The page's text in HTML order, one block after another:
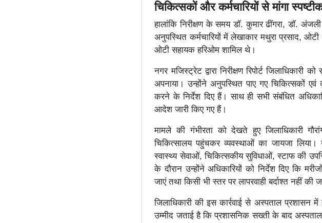
चिकित्सकों और कर्मचारियों से मांगा
हालांकि निरीक्षण के समय डॉ. कुमार ढींगरा, डॉ.
अनुपस्थित कर्मचारियों में लेखाकार मथुरा प्रसाद,
ओटी सहायक हरिओम शामिल थे।
नगर मजिस्ट्रेट द्वारा निरीक्षण रिपोर्ट
अपनाया। उन्होंने अनुपस्थित पाए गए चिकित्सकों
करने के निर्देश दिए हैं। साथ ही सभी संबंधित
आदेश जारी किए गए हैं।
मामले की गंभीरता को देखते हुए जिलाधिकारी
चिकित्सालय पहुंचकर व्यवस्थाओं का जायजा
स्वास्थ्य सेवाओं, चिकित्सकीय सुविधाओं, स्टाफ की
के दौरान उन्होंने अधिकारियों को निर्देश दिए कि
जाएं तथा किसी भी स्तर पर लापरवाही बर्दाश्त नहीं की
जिलाधिकारी की इस कार्रवाई से अस्पताल
उम्मीद जताई है कि प्रशासनिक सख्ती के बाद